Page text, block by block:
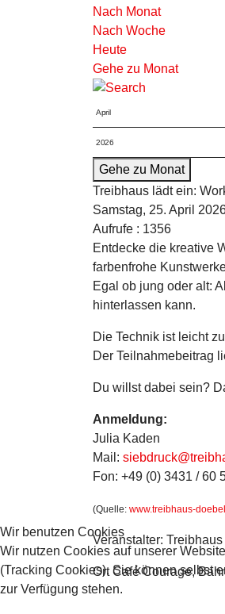
Nach Monat
Nach Woche
Heute
Gehe zu Monat
Gehe zu Monat
Treibhaus lädt ein:
Samstag, 25. April
Aufrufe : 1356
Entdecke die kreative
farbenfrohe
Egal ob jung oder alt:
hinterlassen kann.
Die Technik ist leicht
Der Teilnahmebeitrag
Du willst dabei sein?
Anmeldung:
Julia Kaden
Mail:
Fon: +49 (0) 3431 / 60
(Quelle: www.treibhaus-
Veranstalter:
OrtCafé Courage,
Wir benutzen Cookies
Wir nutzen Cookies auf unserer
(Tracking Cookies). Sie können selbst
zur Verfügung stehen.